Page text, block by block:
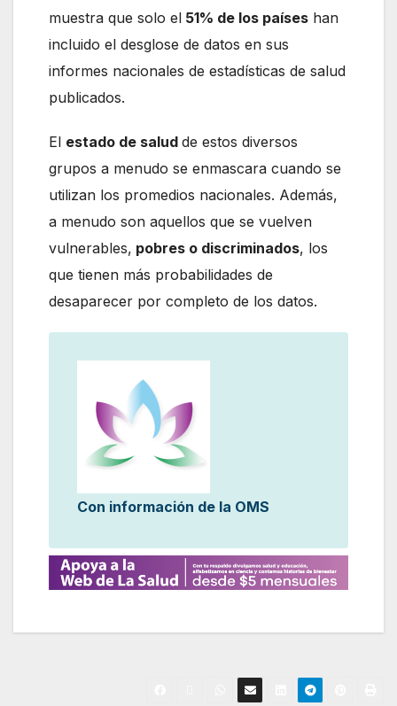
muestra que solo el 51% de los países han
incluido el desglose de datos en sus
informes nacionales de estadísticas de salud
publicados.
El estado de salud de estos diversos
grupos a menudo se enmascara cuando se
utilizan los promedios nacionales. Además,
a menudo son aquellos que se vuelven
vulnerables, pobres o discriminados, los
que tienen más probabilidades de
desaparecer por completo de los datos.
Con información de la OMS